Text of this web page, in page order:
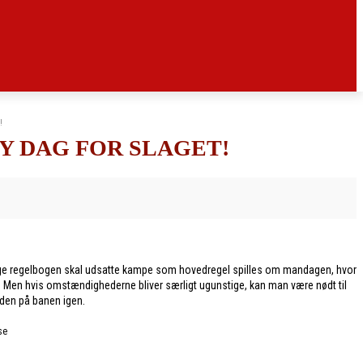
DAG FOR SLAGET!
regelbogen skal udsatte kampe som hovedregel spilles om mandagen, hvor
hvis omstændighederne bliver særligt ugunstige, kan man være nødt til
på banen igen.